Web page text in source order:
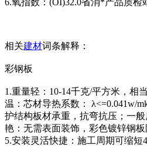
6.氧指数：(OI)32.0省消*产品质检
相关建材词条解释：
彩钢板
1.重量轻：10-14千克/平方米，相
温：芯材导热系数： λ<=0.041w/
护结构板材承重，抗弯抗压；一
艳：无需表面装饰，彩色镀锌钢板
5.安装灵活快捷：施工周期可缩短